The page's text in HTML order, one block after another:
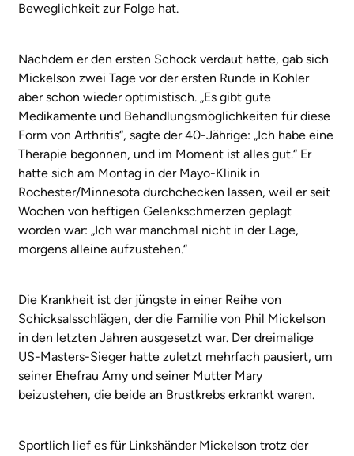
Beweglichkeit zur Folge hat.
Nachdem er den ersten Schock verdaut hatte, gab sich
Mickelson zwei Tage vor der ersten Runde in Kohler
aber schon wieder optimistisch. „Es gibt gute
Medikamente und Behandlungsmöglichkeiten für diese
Form von Arthritis“, sagte der 40-Jährige: „Ich habe eine
Therapie begonnen, und im Moment ist alles gut.“ Er
hatte sich am Montag in der Mayo-Klinik in
Rochester/Minnesota durchchecken lassen, weil er seit
Wochen von heftigen Gelenkschmerzen geplagt
worden war: „Ich war manchmal nicht in der Lage,
morgens alleine aufzustehen.“
Die Krankheit ist der jüngste in einer Reihe von
Schicksalsschlägen, der die Familie von Phil Mickelson
in den letzten Jahren ausgesetzt war. Der dreimalige
US-Masters-Sieger hatte zuletzt mehrfach pausiert, um
seiner Ehefrau Amy und seiner Mutter Mary
beizustehen, die beide an Brustkrebs erkrankt waren.
Sportlich lief es für Linkshänder Mickelson trotz der